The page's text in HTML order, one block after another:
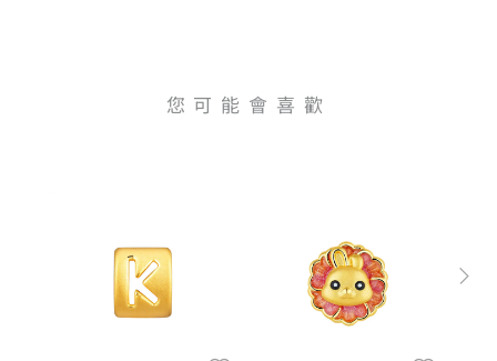
您可能會喜歡